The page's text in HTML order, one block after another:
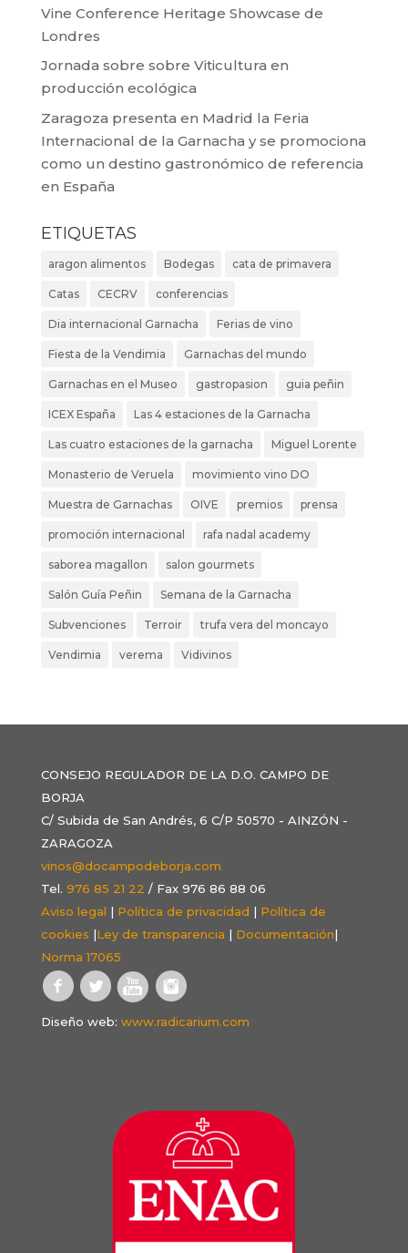
Vine Conference Heritage Showcase de
Londres
Jornada sobre sobre Viticultura en
producción ecológica
Zaragoza presenta en Madrid la Feria
Internacional de la Garnacha y se promociona
como un destino gastronómico de referencia
en España
ETIQUETAS
aragon alimentos Bodegas cata de primavera
Catas CECRV conferencias
Dia internacional Garnacha Ferias de vino
Fiesta de la Vendimia Garnachas del mundo
Garnachas en el Museo gastropasion guia peñin
ICEX España Las 4 estaciones de la Garnacha
Las cuatro estaciones de la garnacha Miguel Lorente
Monasterio de Veruela movimiento vino DO
Muestra de Garnachas OIVE premios prensa
promoción internacional rafa nadal academy
saborea magallon salon gourmets
Salón Guía Peñin Semana de la Garnacha
Subvenciones Terroir trufa vera del moncayo
Vendimia verema Vidivinos
CONSEJO REGULADOR DE LA D.O. CAMPO DE
BORJA
C/ Subida de San Andrés, 6 C/P 50570 - AINZÓN -
ZARAGOZA
vinos@docampodeborja.com
Tel. 976 85 21 22 / Fax 976 86 88 06
Aviso legal | Política de privacidad | Política de
cookies |Ley de transparencia | Documentación|
Norma 17065
Diseño web: www.radicarium.com